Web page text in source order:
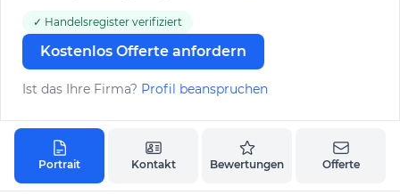
✓ Handelsregister verifiziert
Kostenlos Offerte anfordern
Ist das Ihre Firma? Profil beanspruchen
Portrait Kontakt Bewertungen Offerte